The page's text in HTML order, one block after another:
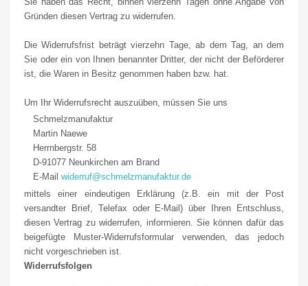
Gründen diesen Vertrag zu widerrufen.
Die Widerrufsfrist beträgt vierzehn Tage, ab dem Tag, an dem
Sie oder ein von Ihnen benannter Dritter, der nicht der Beförderer
ist, die Waren in Besitz genommen haben bzw. hat.
Um Ihr Widerrufsrecht auszuüben, müssen Sie uns
Schmelzmanufaktur
Martin Naewe
Herrnbergstr. 58
D-91077 Neunkirchen am Brand
E-Mailwiderruf@schmelzmanufaktur.de
mittels einer eindeutigen Erklärung (z.B. ein mit der Post
versandter Brief, Telefax oder E-Mail) über Ihren Entschluss,
diesen Vertrag zu widerrufen, informieren. Sie können dafür das
beigefügte Muster-Widerrufsformular verwenden, das jedoch
nicht vorgeschrieben ist.
Widerrufsfolgen